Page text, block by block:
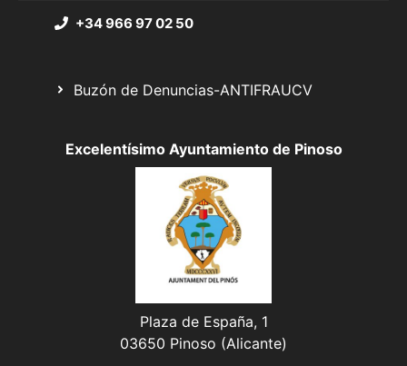
+34 966 97 02 50
Buzón de Denuncias-ANTIFRAUCV
Excelentísimo Ayuntamiento de Pinoso
Plaza de España, 1
03650 Pinoso (Alicante)